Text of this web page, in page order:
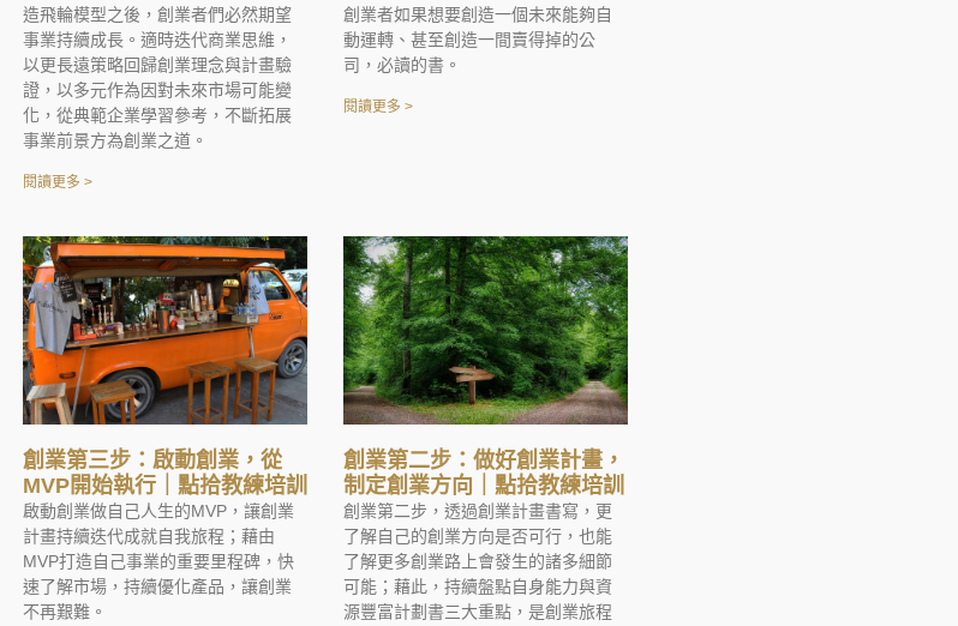
造飛輪模型之後，創業者們必然期望
事業持續成長。適時迭代商業思維，
以更長遠策略回歸創業理念與計畫驗
證，以多元作為因對未來市場可能變
化，從典範企業學習參考，不斷拓展
事業前景方為創業之道。
閱讀更多 >
創業者如果想要創造一個未來能夠自
動運轉、甚至創造一間賣得掉的公
司，必讀的書。
閱讀更多 >
創業第三步：啟動創業，從
MVP開始執行｜點拾教練培訓
啟動創業做自己人生的MVP，讓創業
計畫持續迭代成就自我旅程；藉由
MVP打造自己事業的重要里程碑，快
速了解市場，持續優化產品，讓創業
不再艱難。
創業第二步：做好創業計畫，
制定創業方向｜點拾教練培訓
創業第二步，透過創業計畫書寫，更
了解自己的創業方向是否可行，也能
了解更多創業路上會發生的諸多細節
可能；藉此，持續盤點自身能力與資
源豐富計劃書三大重點，是創業旅程